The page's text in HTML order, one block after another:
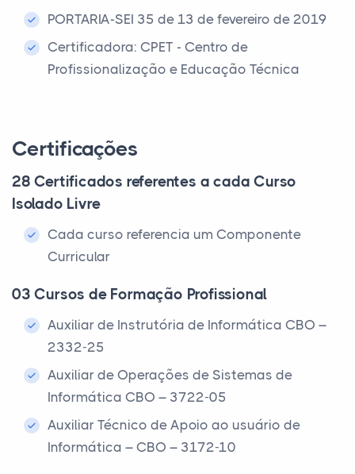
PORTARIA-SEI 35 de 13 de fevereiro de 2019
Certificadora: CPET - Centro de
Profissionalização e Educação Técnica
Certificações
28 Certificados referentes a cada Curso
Isolado Livre
Cada curso referencia um Componente
Curricular
03 Cursos de Formação Profissional
Auxiliar de Instrutória de Informática CBO –
2332-25
Auxiliar de Operações de Sistemas de
Informática CBO – 3722-05
Auxiliar Técnico de Apoio ao usuário de
Informática – CBO – 3172-10